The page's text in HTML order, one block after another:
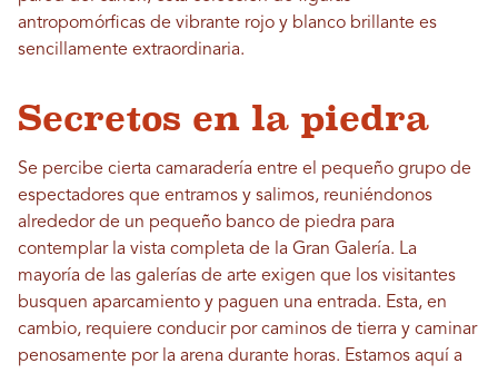
antropomórficas de vibrante rojo y blanco brillante es
sencillamente extraordinaria.
Secretos en la piedra
Se percibe cierta camaradería entre el pequeño grupo de
espectadores que entramos y salimos, reuniéndonos
alrededor de un pequeño banco de piedra para
contemplar la vista completa de la Gran Galería. La
mayoría de las galerías de arte exigen que los visitantes
busquen aparcamiento y paguen una entrada. Esta, en
cambio, requiere conducir por caminos de tierra y caminar
penosamente por la arena durante horas. Estamos aquí a